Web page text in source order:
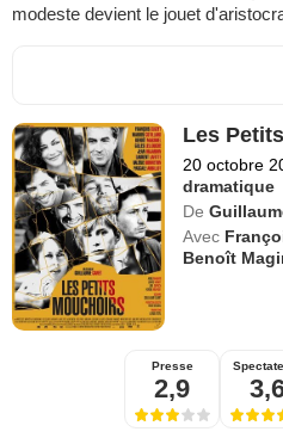
modeste devient le jouet
Les
20 octobre
dramatique
De
Avec
Benoît
Presse
2,9